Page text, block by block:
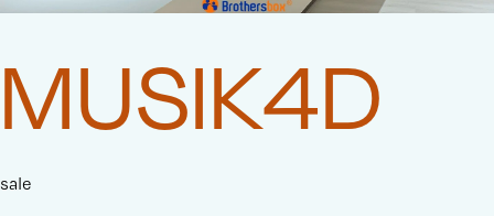
MUSIK4D
sale